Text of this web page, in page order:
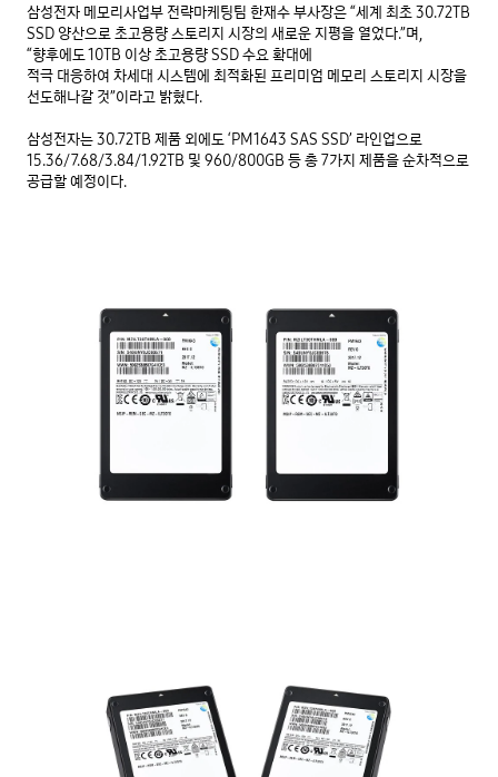
삼성전자 메모리사업부 전략마케팅팀 한재수 부사장은 “세계 최초 30.72TB
SSD 양산으로 초고용량 스토리지 시장의 새로운 지평을 열었다.”며,
“향후에도 10TB 이상 초고용량 SSD 수요 확대에
적극 대응하여 차세대 시스템에 최적화된 프리미엄 메모리 스토리지 시장을
선도해나갈 것”이라고 밝혔다.
삼성전자는 30.72TB 제품 외에도 ‘PM1643 SAS SSD’ 라인업으로
15.36/7.68/3.84/1.92TB 및 960/800GB 등 총 7가지 제품을 순차적으로
공급할 예정이다.